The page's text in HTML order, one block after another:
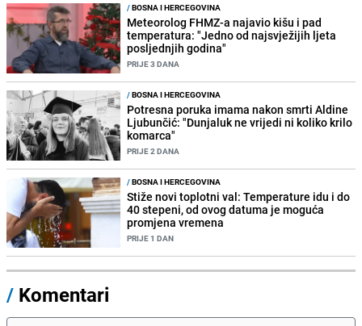
/BOSNA I HERCEGOVINA
Meteorolog FHMZ-a najavio kišu i pad
temperatura: "Jedno od najsvježijih ljeta
posljednjih godina"
PRIJE 3 DANA
/BOSNA I HERCEGOVINA
Potresna poruka imama nakon smrti Aldine
Ljubunčić: "Dunjaluk ne vrijedi ni koliko krilo
komarca"
PRIJE 2 DANA
/BOSNA I HERCEGOVINA
Stiže novi toplotni val: Temperature idu i do
40 stepeni, od ovog datuma je moguća
promjena vremena
PRIJE 1 DAN
/ Komentari